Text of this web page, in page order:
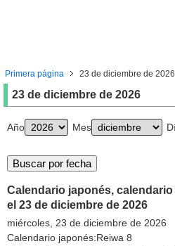
Primera página 23 de diciembre de 2026
23 de diciembre de 2026
Año Mes
Calendario japonés,
el 23 de diciembre de 2026
miércoles, 23 de diciembre de 2026
Calendario japonés:Reiwa 8